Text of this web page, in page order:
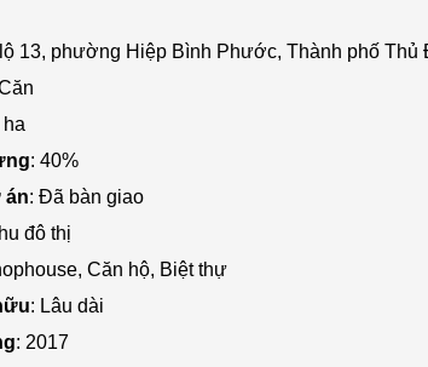
13, phường Hiệp Bình Phước, Thành phố Thủ
ha
: 40%
án: Đã bàn giao
đô thị
Căn hộ, Biệt thự
: Lâu dài
: 2017